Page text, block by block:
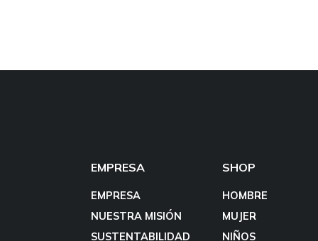
EMPRESA
EMPRESA
NUESTRA MISIÓN
SUSTENTABILIDAD
SHOP
HOMBRE
MUJER
NIÑOS